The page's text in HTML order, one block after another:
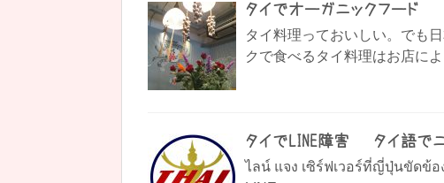
タイでオーガニックフード
タイ料理っておいしい。でも
クで食べるタイ料理はお店に
タイでLINE障害 – タイ語で
ไลน์ แจง เซิร์ฟเวอร์ที่ญี่ปุ่นขัดข้อ